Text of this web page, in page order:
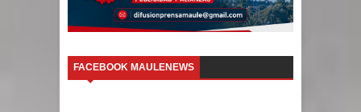
FACEBOOK MAULENEWS